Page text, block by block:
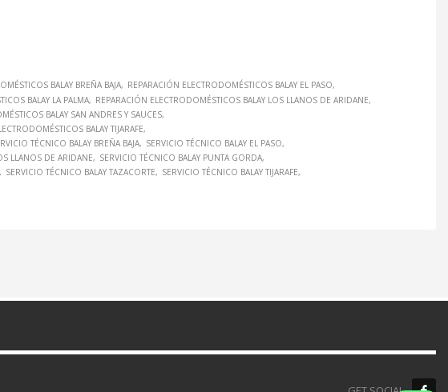
BALAY BREÑA BAJA
REPARACIÓN ELECTRODOMÉSTICOS BALAY EL PASO
BALAY LA PALMA
REPARACIÓN ELECTRODOMÉSTICOS BALAY LOS LLANOS DE ARIDANE
BALAY SAN ANDRES Y SAUCES
BALAY TIJARAFE
TÉCNICO BALAY BREÑA BAJA
SERVICIO TÉCNICO BALAY EL PASO
LLANOS DE ARIDANE
SERVICIO TÉCNICO BALAY PUNTA GORDA
SERVICIO TÉCNICO BALAY TAZACORTE
SERVICIO TÉCNICO BALAY TIJARAFE